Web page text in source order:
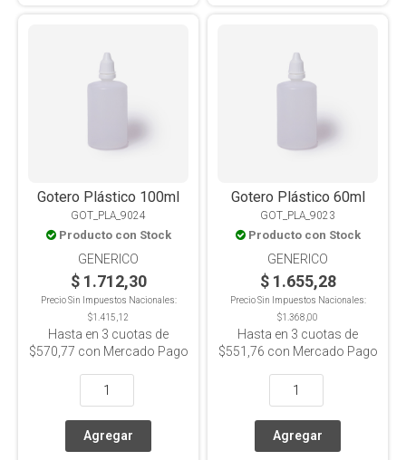
Gotero Plástico 100ml
GOT_PLA_9024
Producto con Stock
GENERICO
$ 1.712,30
Precio Sin Impuestos Nacionales:
$1.415,12
Hasta en 3 cuotas de
$570,77 con Mercado Pago
Gotero Plástico 60ml
GOT_PLA_9023
Producto con Stock
GENERICO
$ 1.655,28
Precio Sin Impuestos Nacionales:
$1.368,00
Hasta en 3 cuotas de
$551,76 con Mercado Pago